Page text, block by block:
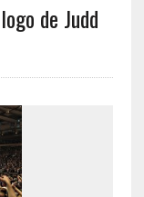
de Judd